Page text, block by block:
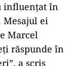
influențat în
Mesajul ei
Marcel
răspunde în
a scris